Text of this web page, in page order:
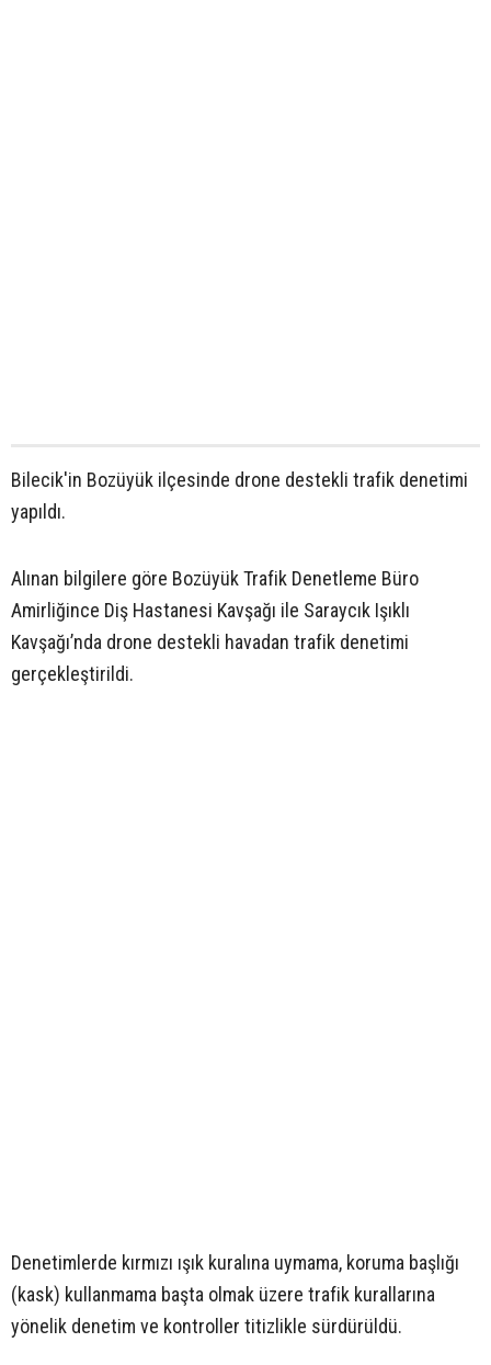
Bilecik'in Bozüyük ilçesinde drone destekli trafik denetimi
yapıldı.
Alınan bilgilere göre Bozüyük Trafik Denetleme Büro
Amirliğince Diş Hastanesi Kavşağı ile Saraycık Işıklı
Kavşağı’nda drone destekli havadan trafik denetimi
gerçekleştirildi.
Denetimlerde kırmızı ışık kuralına uymama, koruma başlığı
(kask) kullanmama başta olmak üzere trafik kurallarına
yönelik denetim ve kontroller titizlikle sürdürüldü.